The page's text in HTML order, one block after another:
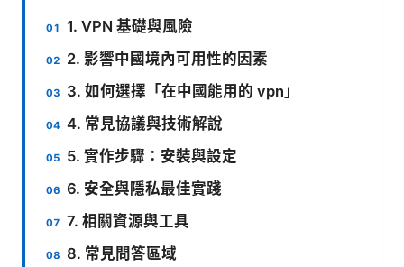
1. VPN 基礎與風險
2. 影響中國境內可用性的因素
3. 如何選擇「在中國能用的 vpn」
4. 常見協議與技術解說
5. 實作步驟：安裝與設定
6. 安全與隱私最佳實踐
7. 相關資源與工具
8. 常見問答區域